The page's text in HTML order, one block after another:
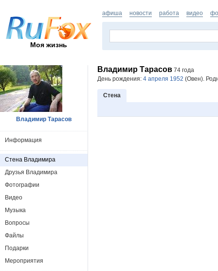
Моя жизнь
афиша новости работа видео
Владимир Тарасов 74 года
День рождения: 4 апреля 1952 (Овен).
Стена
Владимир Тарасов
Информация
Стена Владимира
Друзья Владимира
Фотографии
Видео
Музыка
Вопросы
Файлы
Подарки
Мероприятия